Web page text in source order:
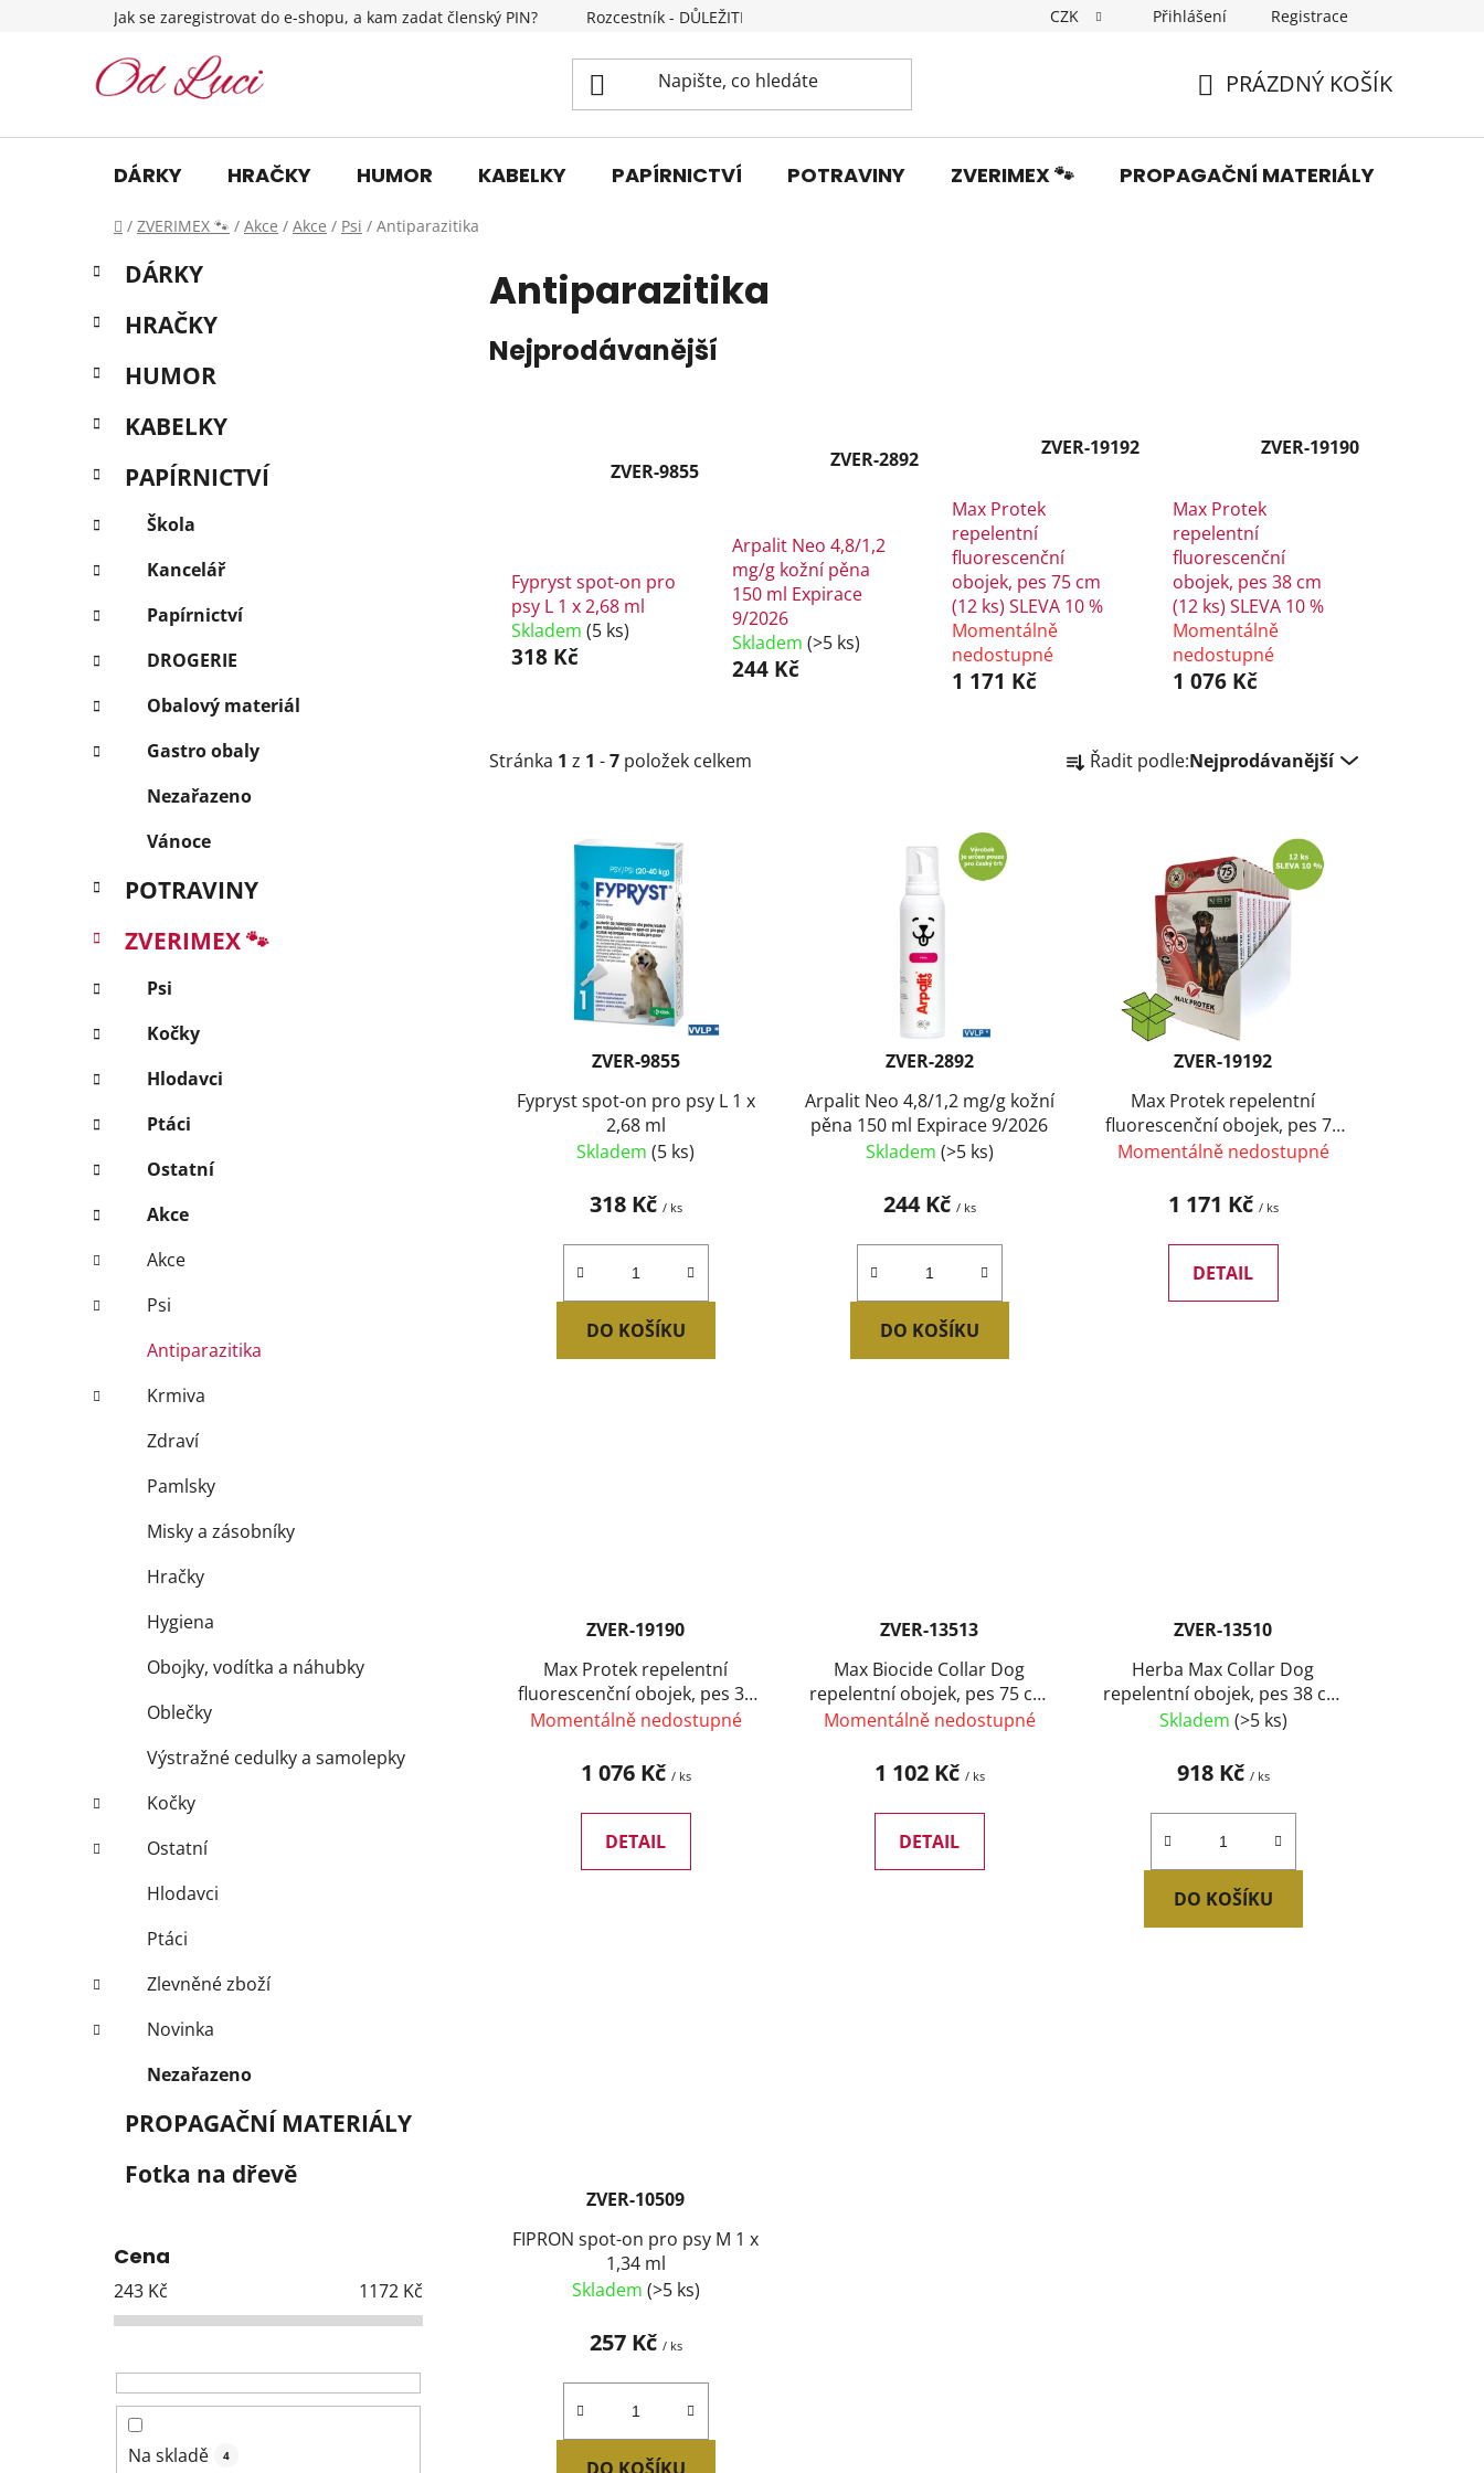
Jak se zaregistrovat do e-shopu, a kam zadat členský PIN? Rozcestník - DŮLEŽITÉ INFORMACE Dopravné Obchodní podmínky Podmínky ochrany
CZK Přihlášení Registrace
KOŠÍK
PRÁZDNÝ KOŠÍK
DÁRKY HRAČKY HUMOR KABELKY PAPÍRNICTVÍ POTRAVINY ZVERIMEX 🐾 PROPAGAČNÍ MATERIÁLY
Domů
/ ZVERIMEX 🐾 / Akce / Akce / Psi / Antiparazitika
P
o
s
r
n
n
í
p
n
e
l
Přeskočit
kategorie
K
a
e
o
i
DÁRKY
HRAČKY
HUMOR
KABELKY
PAPÍRNICTVÍ
Škola
Kancelář
Papírnictví
DROGERIE
Obalový materiál
Gastro obaly
Nezařazeno
Vánoce
POTRAVINY
ZVERIMEX 🐾
Psi
Kočky
Hlodavci
Ptáci
Ostatní
Akce
Akce
Psi
Antiparazitika
Krmiva
Zdraví
Pamlsky
Misky a zásobníky
Hračky
Hygiena
Obojky, vodítka a náhubky
Oblečky
Výstražné cedulky a samolepky
Kočky
Ostatní
Hlodavci
Ptáci
Zlevněné zboží
Novinka
Nezařazeno
PROPAGAČNÍ MATERIÁLY
Fotka na dřevě
Cena
243 Kč 1172 Kč
Na skladě 4
Antiparazitika
Nejprodávanější
ZVER-9855
Fypryst spot-on pro
psy L 1 x 2,68 ml
Skladem (5 ks)
318 Kč
ZVER-2892
Arpalit Neo 4,8/1,2
mg/g kožní pěna
150 ml Expirace
9/2026
Skladem (>5 ks)
244 Kč
ZVER-19192
Max Protek
repelentní
fluorescenční
obojek, pes 75 cm
(12 ks) SLEVA 10 %
Momentálně
nedostupné
1 171 Kč
ZVER-19190
Max Protek
repelentní
fluorescenční
obojek, pes 38 cm
(12 ks) SLEVA 10 %
Momentálně
nedostupné
1 076 Kč
Stránka 1 z 1 -7 položek celkem a Řadit podle:Nejprodávanější
ZVER-9855
Fypryst spot-on pro psy L 1 x
2,68 ml
Skladem(5 ks)
318 Kč / ks
DO KOŠÍKU
ZVER-2892
Arpalit Neo 4,8/1,2 mg/g kožní
pěna 150 ml Expirace 9/2026
Skladem (>5 ks)
244 Kč / ks
DO KOŠÍKU
ZVER-19192
Max Protek repelentní
fluorescenční obojek, pes 75
cm (12 ks) SLEVA 10 %
Momentálně nedostupné
1 171 Kč / ks
DETAIL
ZVER-19190
Max Protek repelentní
fluorescenční obojek, pes 38
cm (12 ks) SLEVA 10 %
Momentálně nedostupné
1 076 Kč / ks
DETAIL
ZVER-13513
Max Biocide Collar Dog
repelentní obojek, pes 75 cm
(12 ks) SLEVA 10 % !CZ!
Momentálně nedostupné
1 102 Kč / ks
DETAIL
ZVER-13510
Herba Max Collar Dog
repelentní obojek, pes 38 cm
(12 ks) SLEVA 10 %
Skladem (>5 ks)
918 Kč / ks
DO KOŠÍKU
ZVER-10509
FIPRON spot-on pro psy M 1 x
1,34 ml
Skladem (>5 ks)
257 Kč / ks